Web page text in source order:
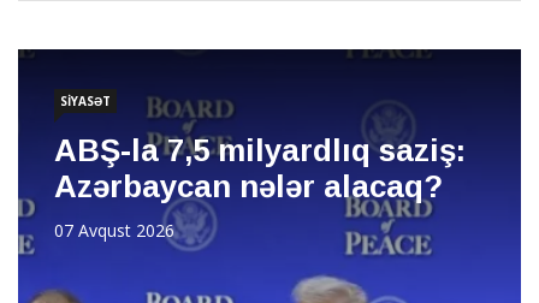
SİYASƏT
ABŞ-la 7,5 milyardlıq saziş:
Azərbaycan nələr alacaq?
07 Avqust 2026